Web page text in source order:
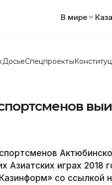
В мире
ДосьеСпецпроекты
Азиатских играх 2018
со ссылкой